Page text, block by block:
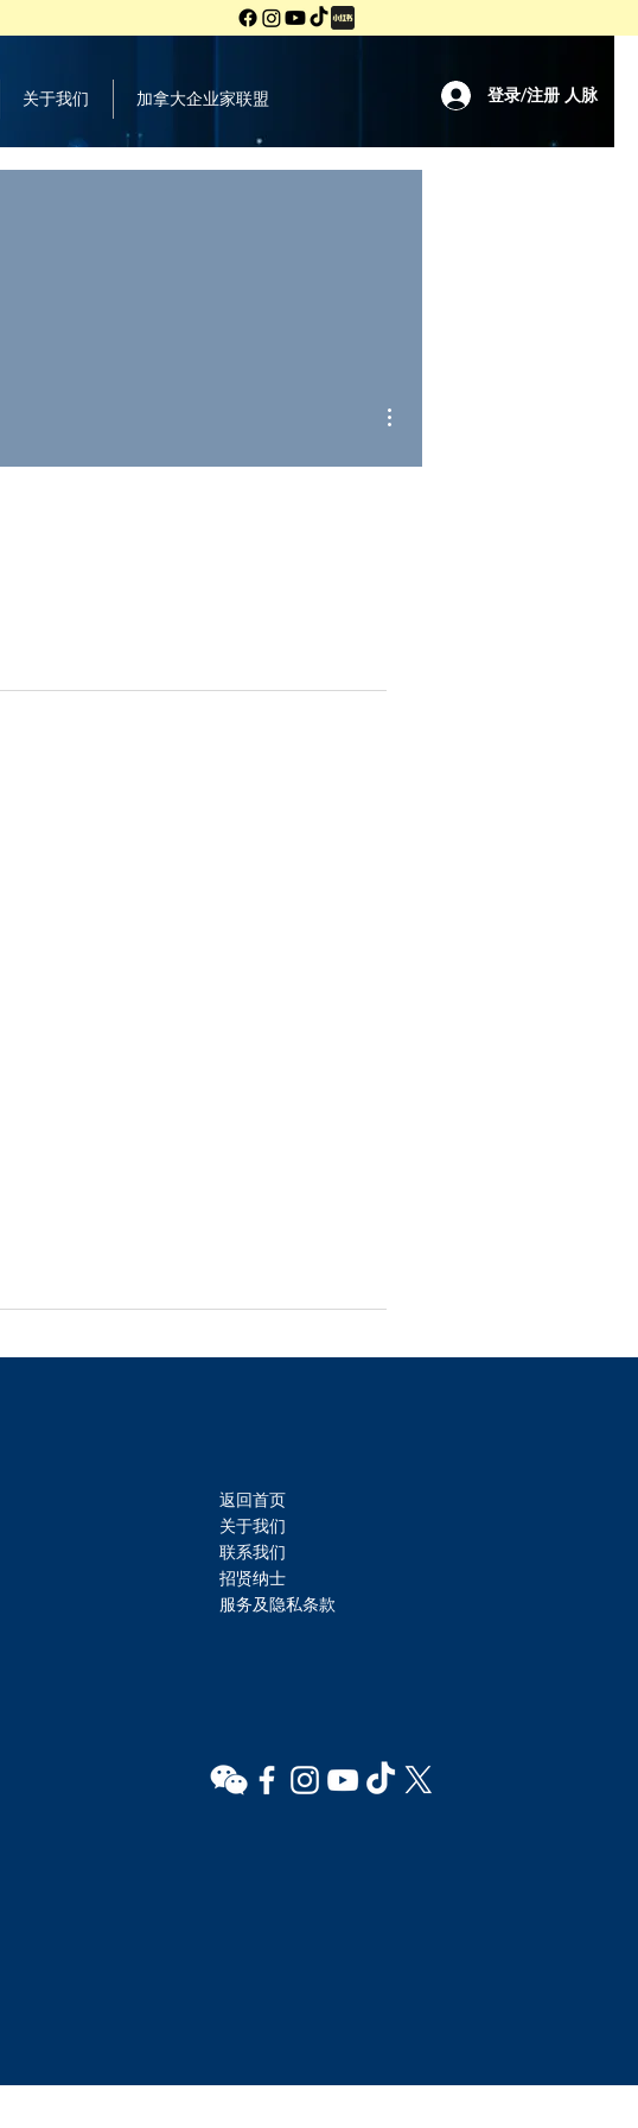
关于我们 加拿大企业家联盟 登录/注册 人脉
返回首页
关于我们
联系我们
招贤纳士
服务及隐私条款